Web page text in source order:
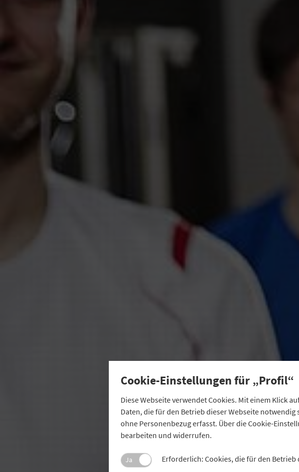
Cookie-Einstellungen für „Profil“
Diese Webseite verwendet Cookies. Mit einem Klick
Daten, die für den Betrieb dieser Webseite
ohne Personenbezug erfasst. Über die Cookie-
bearbeiten und widerrufen.
Ja Erforderlich: Cookies, die für den